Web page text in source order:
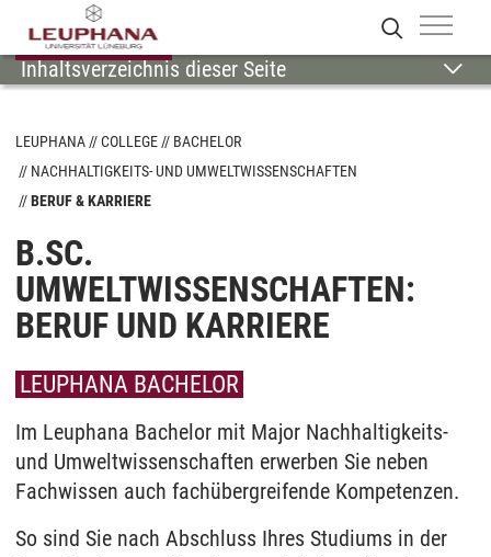
LEUPHANA COLLEGE
BACHELOR
NACHHALTIGKEITS- UND UMWELTWISSENSCHAFTEN
BERUF & KARRIERE
B.SC.
UMWELTWISSENSCHAFTEN:
BERUF UND KARRIERE
LEUPHANA BACHELOR
Im Leuphana Bachelor mit Major Nachhaltigkeits-
und Umweltwissenschaften erwerben Sie neben
Fachwissen auch fachübergreifende Kompetenzen.
So sind Sie nach Abschluss Ihres Studiums in der
Inhaltsverzeichnis dieser Seite